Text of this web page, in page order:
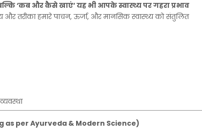
‘कब औरकैसेखाएं’यह भी आपकेस्वास्थ्यपरगहराप्रभाव
और तरीका हमारे पाचन,ऊर्जा, और मानसिक स्वास्थ्य को संतुलित
व्यवस्था
as per Ayurveda & Modern Science)